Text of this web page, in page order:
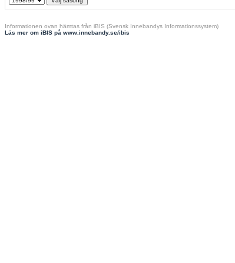
Informationen ovan hämtas från iBIS (Svensk Innebandys Informationssystem)
Läs mer om iBIS på www.innebandy.se/ibis